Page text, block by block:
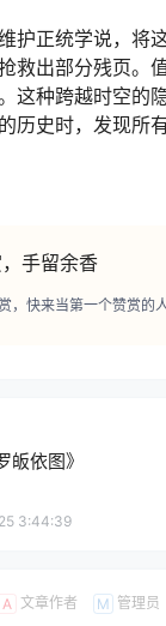
护正统学说，将
救出部分残页。
这种跨越时空的
历史时，发现所
手留余香
，快来当第一个赞赏的人
皈依图》
3:44:39
A 文章作者 M 管理员